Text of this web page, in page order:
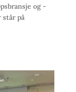
og -
står på